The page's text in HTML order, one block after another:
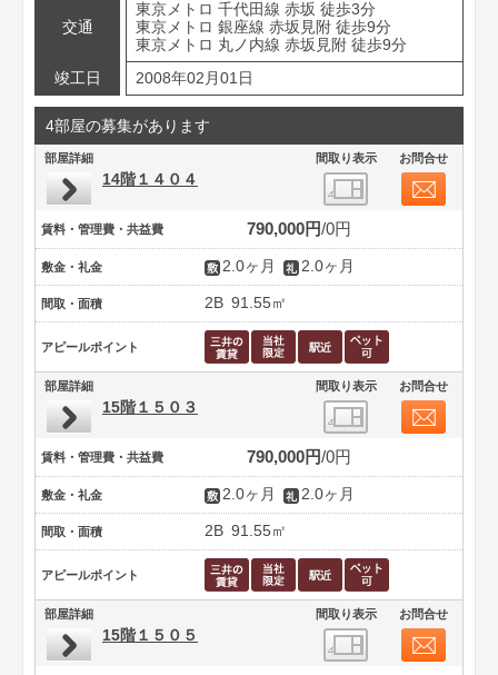
交通
東京メトロ 千代田線 赤坂 徒歩3分
東京メトロ 銀座線 赤坂見附 徒歩9分
東京メトロ 丸ノ内線 赤坂見附 徒歩9分
竣工日
2008年02月01日
4部屋の募集があります
部屋詳細 間取り表示 お問合せ
14階１４０４
賃料・管理費・共益費 790,000円 0円
敷金・礼金 2.0ヶ月 2.0ヶ月
間取・面積 2B 91.55㎡
アピールポイント
部屋詳細 間取り表示 お問合せ
15階１５０３
賃料・管理費・共益費 790,000円 0円
敷金・礼金 2.0ヶ月 2.0ヶ月
間取・面積 2B 91.55㎡
アピールポイント
部屋詳細 間取り表示 お問合せ
15階１５０５